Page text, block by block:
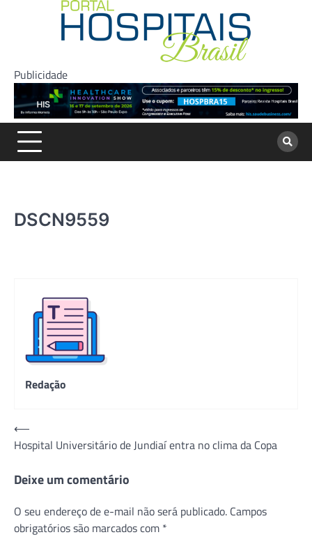
Publicidade
DSCN9559
Redação
Navegação
de
Post
⟵
Hospital Universitário de Jundiaí entra no clima da Copa
Deixe um comentário
O seu endereço de e-mail não será publicado. Campos
obrigatórios são marcados com *